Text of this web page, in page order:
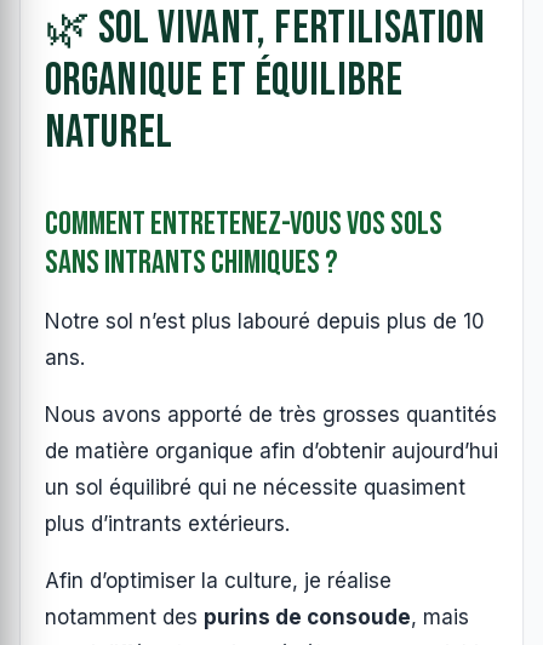
🌿 Sol vivant, fertilisation
organique et équilibre
naturel
Comment entretenez-vous vos sols
sans intrants chimiques ?
Notre sol n’est plus labouré depuis plus de 10
ans.
Nous avons apporté de très grosses quantités
de matière organique afin d’obtenir aujourd’hui
un sol équilibré qui ne nécessite quasiment
plus d’intrants extérieurs.
Afin d’optimiser la culture, je réalise
notamment des purins de consoude, mais